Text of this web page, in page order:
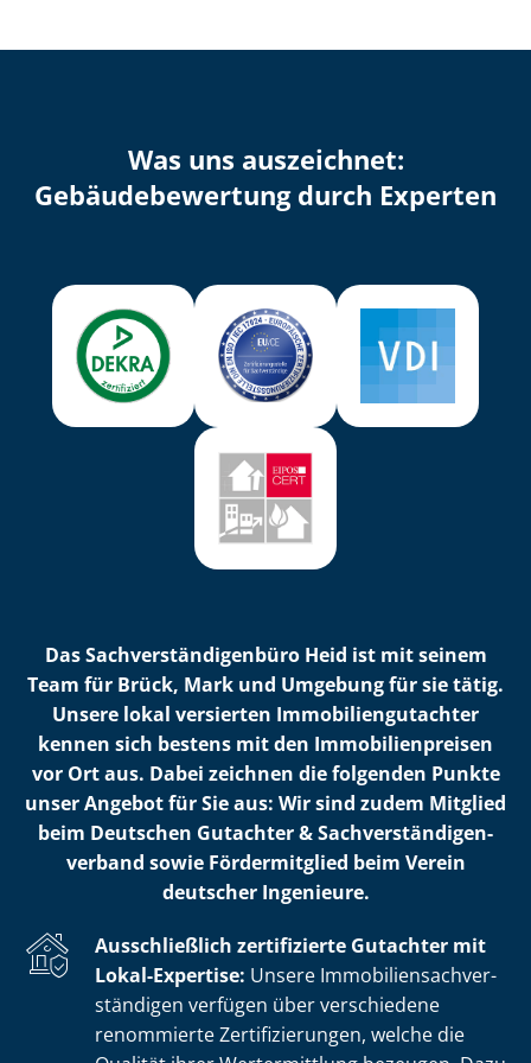
Was uns auszeichnet:
Ge­bäu­de­be­wer­tung durch Experten
Das Sach­ver­stän­di­gen­bü­ro Heid ist mit seinem
Team für Brück, Mark und Umgebung für sie tätig.
Unsere lokal versierten Im­mo­bi­li­en­gut­ach­ter
kennen sich bestens mit den Im­mo­bi­li­en­prei­sen
vor Ort aus. Dabei zeichnen die folgenden Punkte
unser Angebot für Sie aus: Wir sind zudem Mitglied
beim Deutschen Gutachter & Sach­ver­stän­di­gen­
ver­band sowie Fördermitglied beim Verein
deutscher Ingenieure.
Ausschließlich zertifizierte Gutachter mit
Lokal-Expertise: Unsere Im­mo­bi­li­en­sach­ver­
stän­di­gen verfügen über verschiedene
renommierte Zer­ti­fi­zie­run­gen, welche die